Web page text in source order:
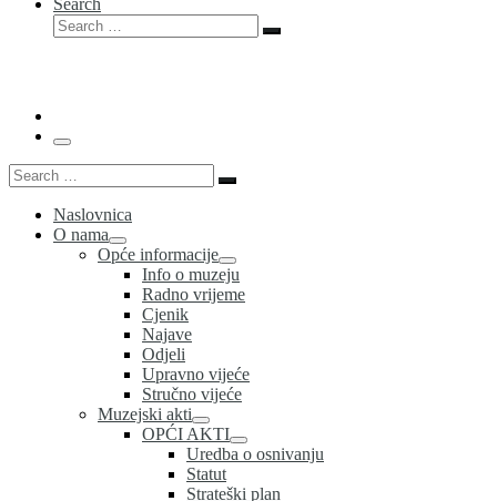
Search
Search
Search
Menu
Search
Search
Naslovnica
O nama
Opće informacije
Info o muzeju
Radno vrijeme
Cjenik
Najave
Odjeli
Upravno vijeće
Stručno vijeće
Muzejski akti
OPĆI AKTI
Uredba o osnivanju
Statut
Strateški plan